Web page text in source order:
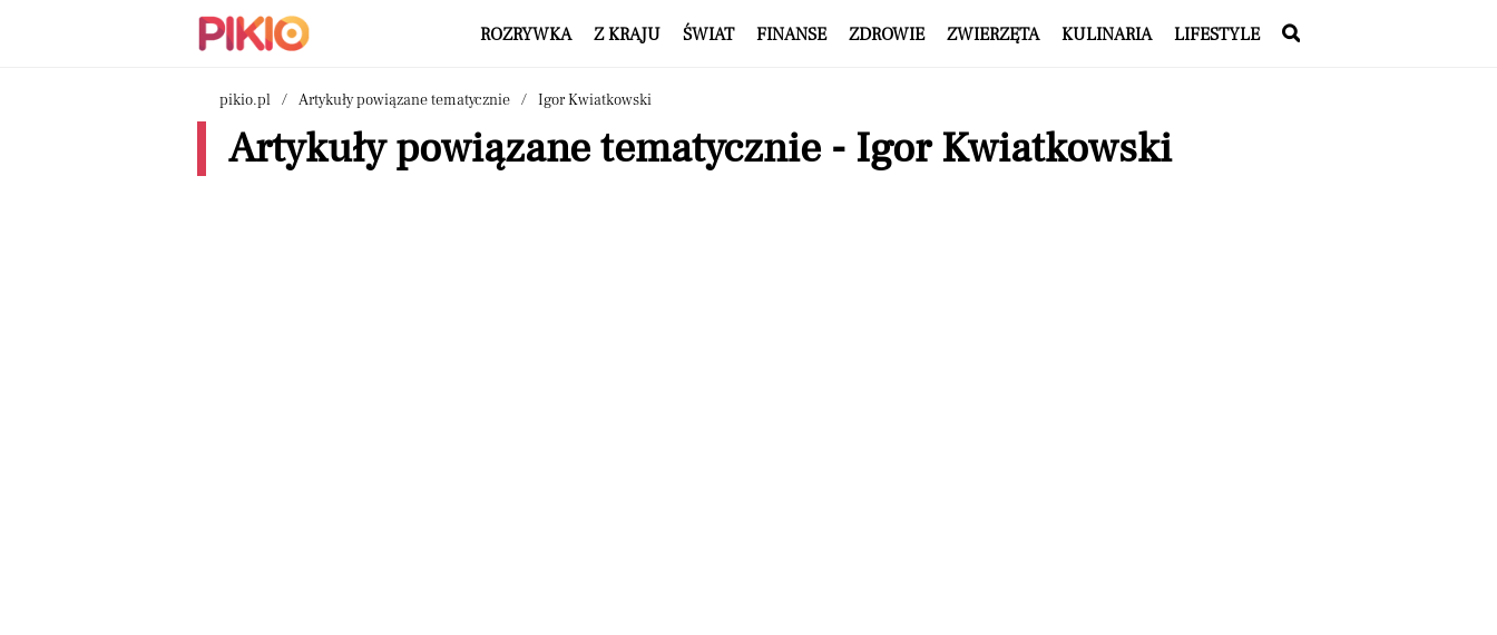
ROZRYWKA Z KRAJU ŚWIAT FINANSE ZDROWIE ZWIERZĘTA KULINARIA LIFESTYLE
pikio.pl Artykuły powiązane tematycznie Igor Kwiatkowski
Artykuły powiązane tematycznie - Igor Kwiatkowski